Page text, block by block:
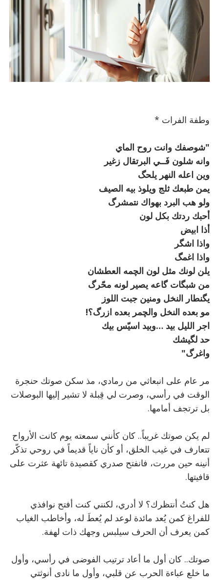
وطفة الفرات *
"شوصفك وانت روح الماي
وانه شلون فَــي البرتقال زغير
وين اعله النهر يلحگ
يمن طبعك ثلج ويلوذ بيه الصيف
ولو هب البرد بهواك نتمشرگ
أحبك ردتك بكل لون
أذا ابيض
واذا اشگر
واذا اغمگ
يلن لونك مثل لون الچمه العطشان
من شبگات گاعه يصير لونه محّرگ
يگنطار النخل ومنين جبت اللوز
مو بعده النخل والچمر بعده ازرگ؟!
اجر الليل بيد …وبيد اسيّس بيك
حد لگيشك
واغرگ"
مر عام على انبعاثي من رمادي، مذ سكن صوتك حنجرة
الوقت في رأسي، وصرت لي قِبلة لا تشير إليها البوصلات
بل ترتجف أمامها.
لم يكن صوتك غريباً.. كان كأنني سمعته يوم كانت الأرواح
تتعارف في غيب الخلق، أو كأن ناياً قديماً في روحي تذكّر
أنينه حين مررت، فانفتح صدري كقصيدة تائهة عثرت على
قافيتها.
هل كنتُ أنتظرك؟ لا أدري، لكنني كنت أفتح نوافذي
للفراغ كمن يُعد مائدة لوعد لم يُعطَ له، وأخاطب الغياب
كمن يعرف أن الحرف سيلبس وجهك ذات لهفة.
صوتك.. كان أول ما أعاد ترتيب الفوضى في رأسي، وأول
ما خلع عباءة الحرب عن قلبي، وأول ما نادى أنوثتي